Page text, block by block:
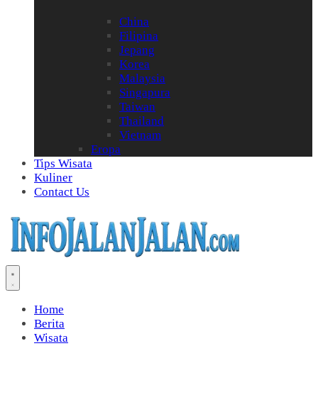
China
Filipina
Jepang
Korea
Malaysia
Singapura
Taiwan
Thailand
Vietnam
Eropa
Tips Wisata
Kuliner
Contact Us
Home
Berita
Wisata